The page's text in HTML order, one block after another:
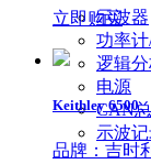
示波器
功率
逻辑
电源
CAN
示波
立即购买
Keithley 6500
品牌：吉时